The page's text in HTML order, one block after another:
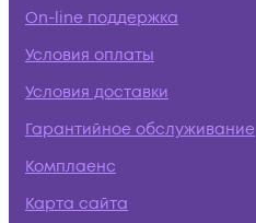
On-line поддержка
Условия оплаты
Условия доставки
Гарантийное обслуживание
Комплаенс
Карта сайта